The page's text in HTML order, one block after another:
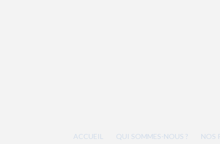
ACCUEIL QUI SOMMES-NOUS ? NOS